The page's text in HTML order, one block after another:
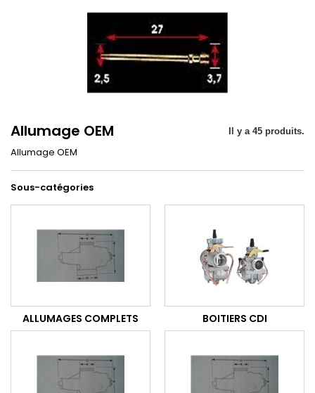
Allumage OEM Il y a 45 produits.
Allumage OEM
Sous-catégories
ALLUMAGES COMPLETS BOITIERS CDI